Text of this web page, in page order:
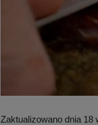
Zaktualizowano dnia 18